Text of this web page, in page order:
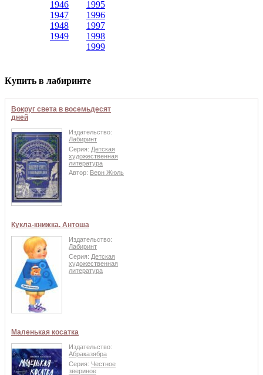
1946
1947
1948
1949
1995
1996
1997
1998
1999
Купить в лабиринте
Вокруг света в восемьдесят
дней
Издательство:
Лабиринт
Серия: Детская
художественная
литература
Автор: Верн Жюль
Кукла-книжка. Антоша
Издательство:
Лабиринт
Серия: Детская
художественная
литература
Маленькая косатка
Издательство:
Абраказябра
Серия: Честное
звериное